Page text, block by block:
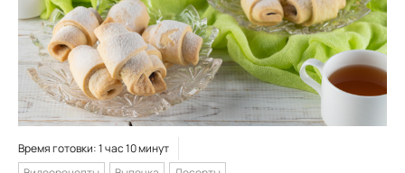
Время готовки: 1 час 10 минут